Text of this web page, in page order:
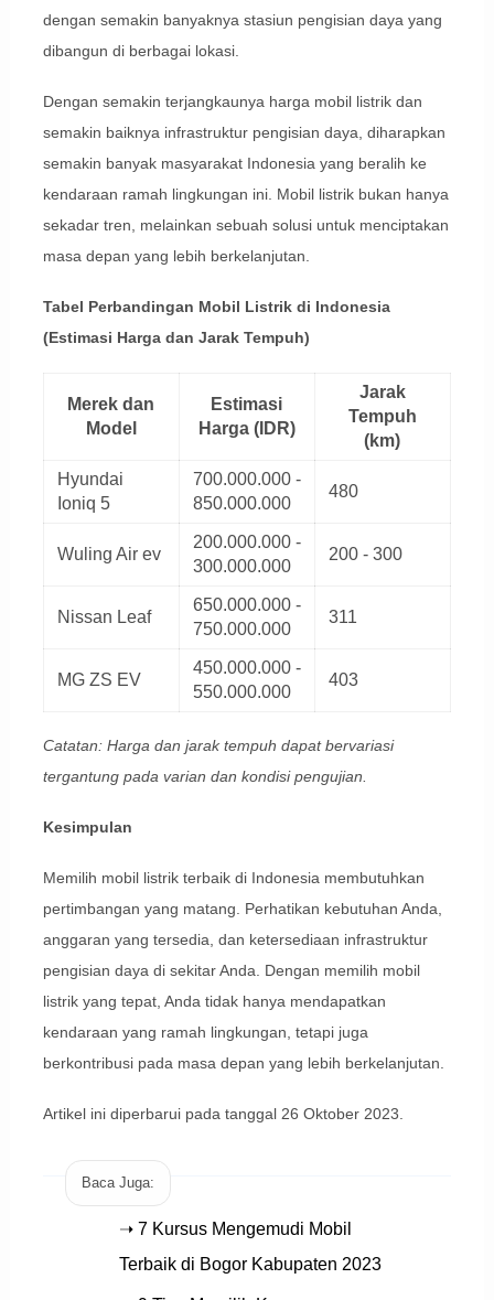
dengan semakin banyaknya stasiun pengisian daya yang
dibangun di berbagai lokasi.
Dengan semakin terjangkaunya harga mobil listrik dan
semakin baiknya infrastruktur pengisian daya, diharapkan
semakin banyak masyarakat Indonesia yang beralih ke
kendaraan ramah lingkungan ini. Mobil listrik bukan hanya
sekadar tren, melainkan sebuah solusi untuk menciptakan
masa depan yang lebih berkelanjutan.
Tabel Perbandingan Mobil Listrik di Indonesia
(Estimasi Harga dan Jarak Tempuh)
Merek dan
Model
Estimasi
Harga (IDR)
Jarak
Tempuh
(km)
Hyundai
Ioniq 5
700.000.000 -
850.000.000
480
Wuling Air ev
200.000.000 -
300.000.000
200 - 300
Nissan Leaf
650.000.000 -
750.000.000
311
MG ZS EV
450.000.000 -
550.000.000
403
Catatan: Harga dan jarak tempuh dapat bervariasi
tergantung pada varian dan kondisi pengujian.
Kesimpulan
Memilih mobil listrik terbaik di Indonesia membutuhkan
pertimbangan yang matang. Perhatikan kebutuhan Anda,
anggaran yang tersedia, dan ketersediaan infrastruktur
pengisian daya di sekitar Anda. Dengan memilih mobil
listrik yang tepat, Anda tidak hanya mendapatkan
kendaraan yang ramah lingkungan, tetapi juga
berkontribusi pada masa depan yang lebih berkelanjutan.
Artikel ini diperbarui pada tanggal 26 Oktober 2023.
Baca Juga:
➝ 7 Kursus Mengemudi Mobil
Terbaik di Bogor Kabupaten 2023